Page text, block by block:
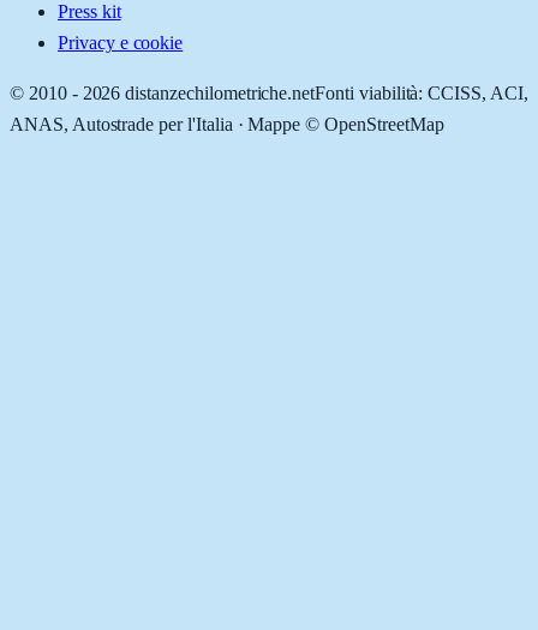
Press kit
Privacy e cookie
© 2010 - 2026 distanzechilometriche.netFonti viabilità: CCISS, ACI,
ANAS, Autostrade per l'Italia · Mappe © OpenStreetMap